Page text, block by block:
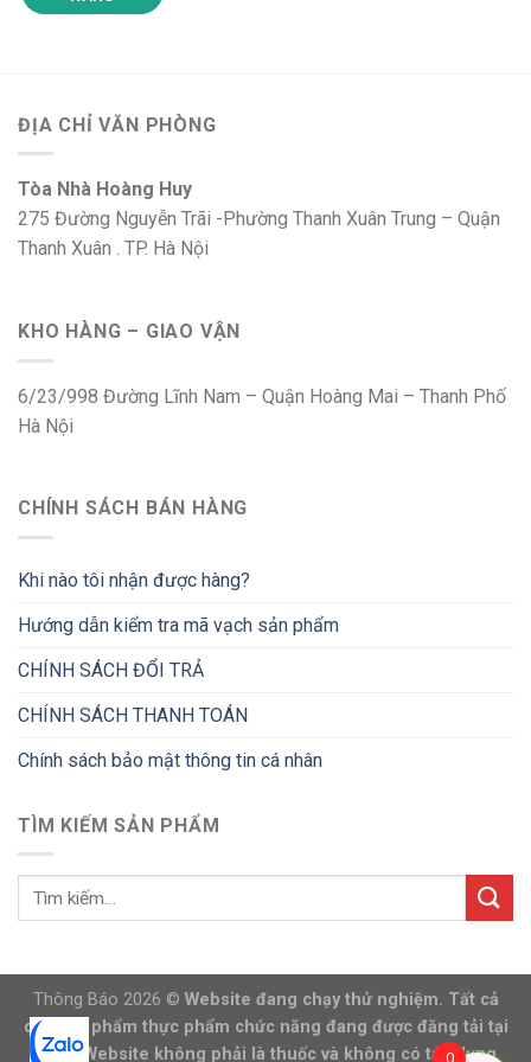
ĐỊA CHỈ VĂN PHÒNG
Tòa Nhà Hoàng Huy
275 Đường Nguyễn Trãi -Phường Thanh Xuân Trung – Quận
Thanh Xuân . TP. Hà Nội
KHO HÀNG – GIAO VẬN
6/23/998 Đường Lĩnh Nam – Quận Hoàng Mai – Thanh Phố
Hà Nội
CHÍNH SÁCH BÁN HÀNG
Khi nào tôi nhận được hàng?
Hướng dẫn kiểm tra mã vạch sản phẩm
CHÍNH SÁCH ĐỔI TRẢ
CHÍNH SÁCH THANH TOÁN
Chính sách bảo mật thông tin cá nhân
TÌM KIẾM SẢN PHẨM
Thông Báo 2026 © Website đang chạy thử nghiệm. Tất cả
các sản phẩm thực phẩm chức năng đang được đăng tải tại
trang Website không phải là thuốc và không có tác dụng
0